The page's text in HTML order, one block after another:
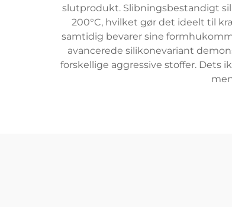
slutprodukt. Slibningsbestandigt
200°C, hvilket gør det ideelt til
samtidig bevarer sine
avancerede silikonevariant
forskellige aggressive stoffer. Dets